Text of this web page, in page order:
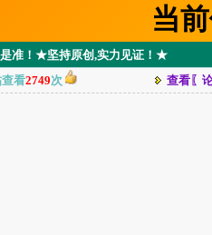
当
准！★坚持原创,实力见证！★
看2749次 查看〖